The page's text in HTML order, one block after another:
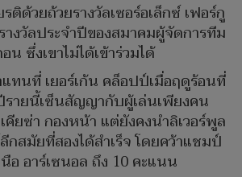
ติด้วยถ้วยรางวัลเซอร์อเล็กซ์ เฟอร์กู
งวัลประจำปีของสมาคมผู้จัดการทีม
ซึ่งเขาไม่ได้เข้าร่วมได้
ทนที่ เยอร์เก้น คล็อปป์เมื่อฤดูร้อนที่
รายนี้เซ็นสัญญากับผู้เล่นเพียงคน
คียซ่า กองหน้า แต่ยังคงนำลิเวอร์พูล
สมัยที่สองได้สำเร็จ โดยคว้าแชมป์
อ อาร์เซนอล ถึง 10 คะแนน